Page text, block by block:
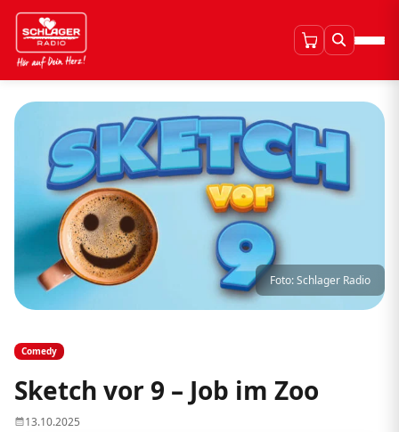
Foto: Schlager Radio
Comedy
Sketch vor 9 – Job im Zoo
13.10.2025